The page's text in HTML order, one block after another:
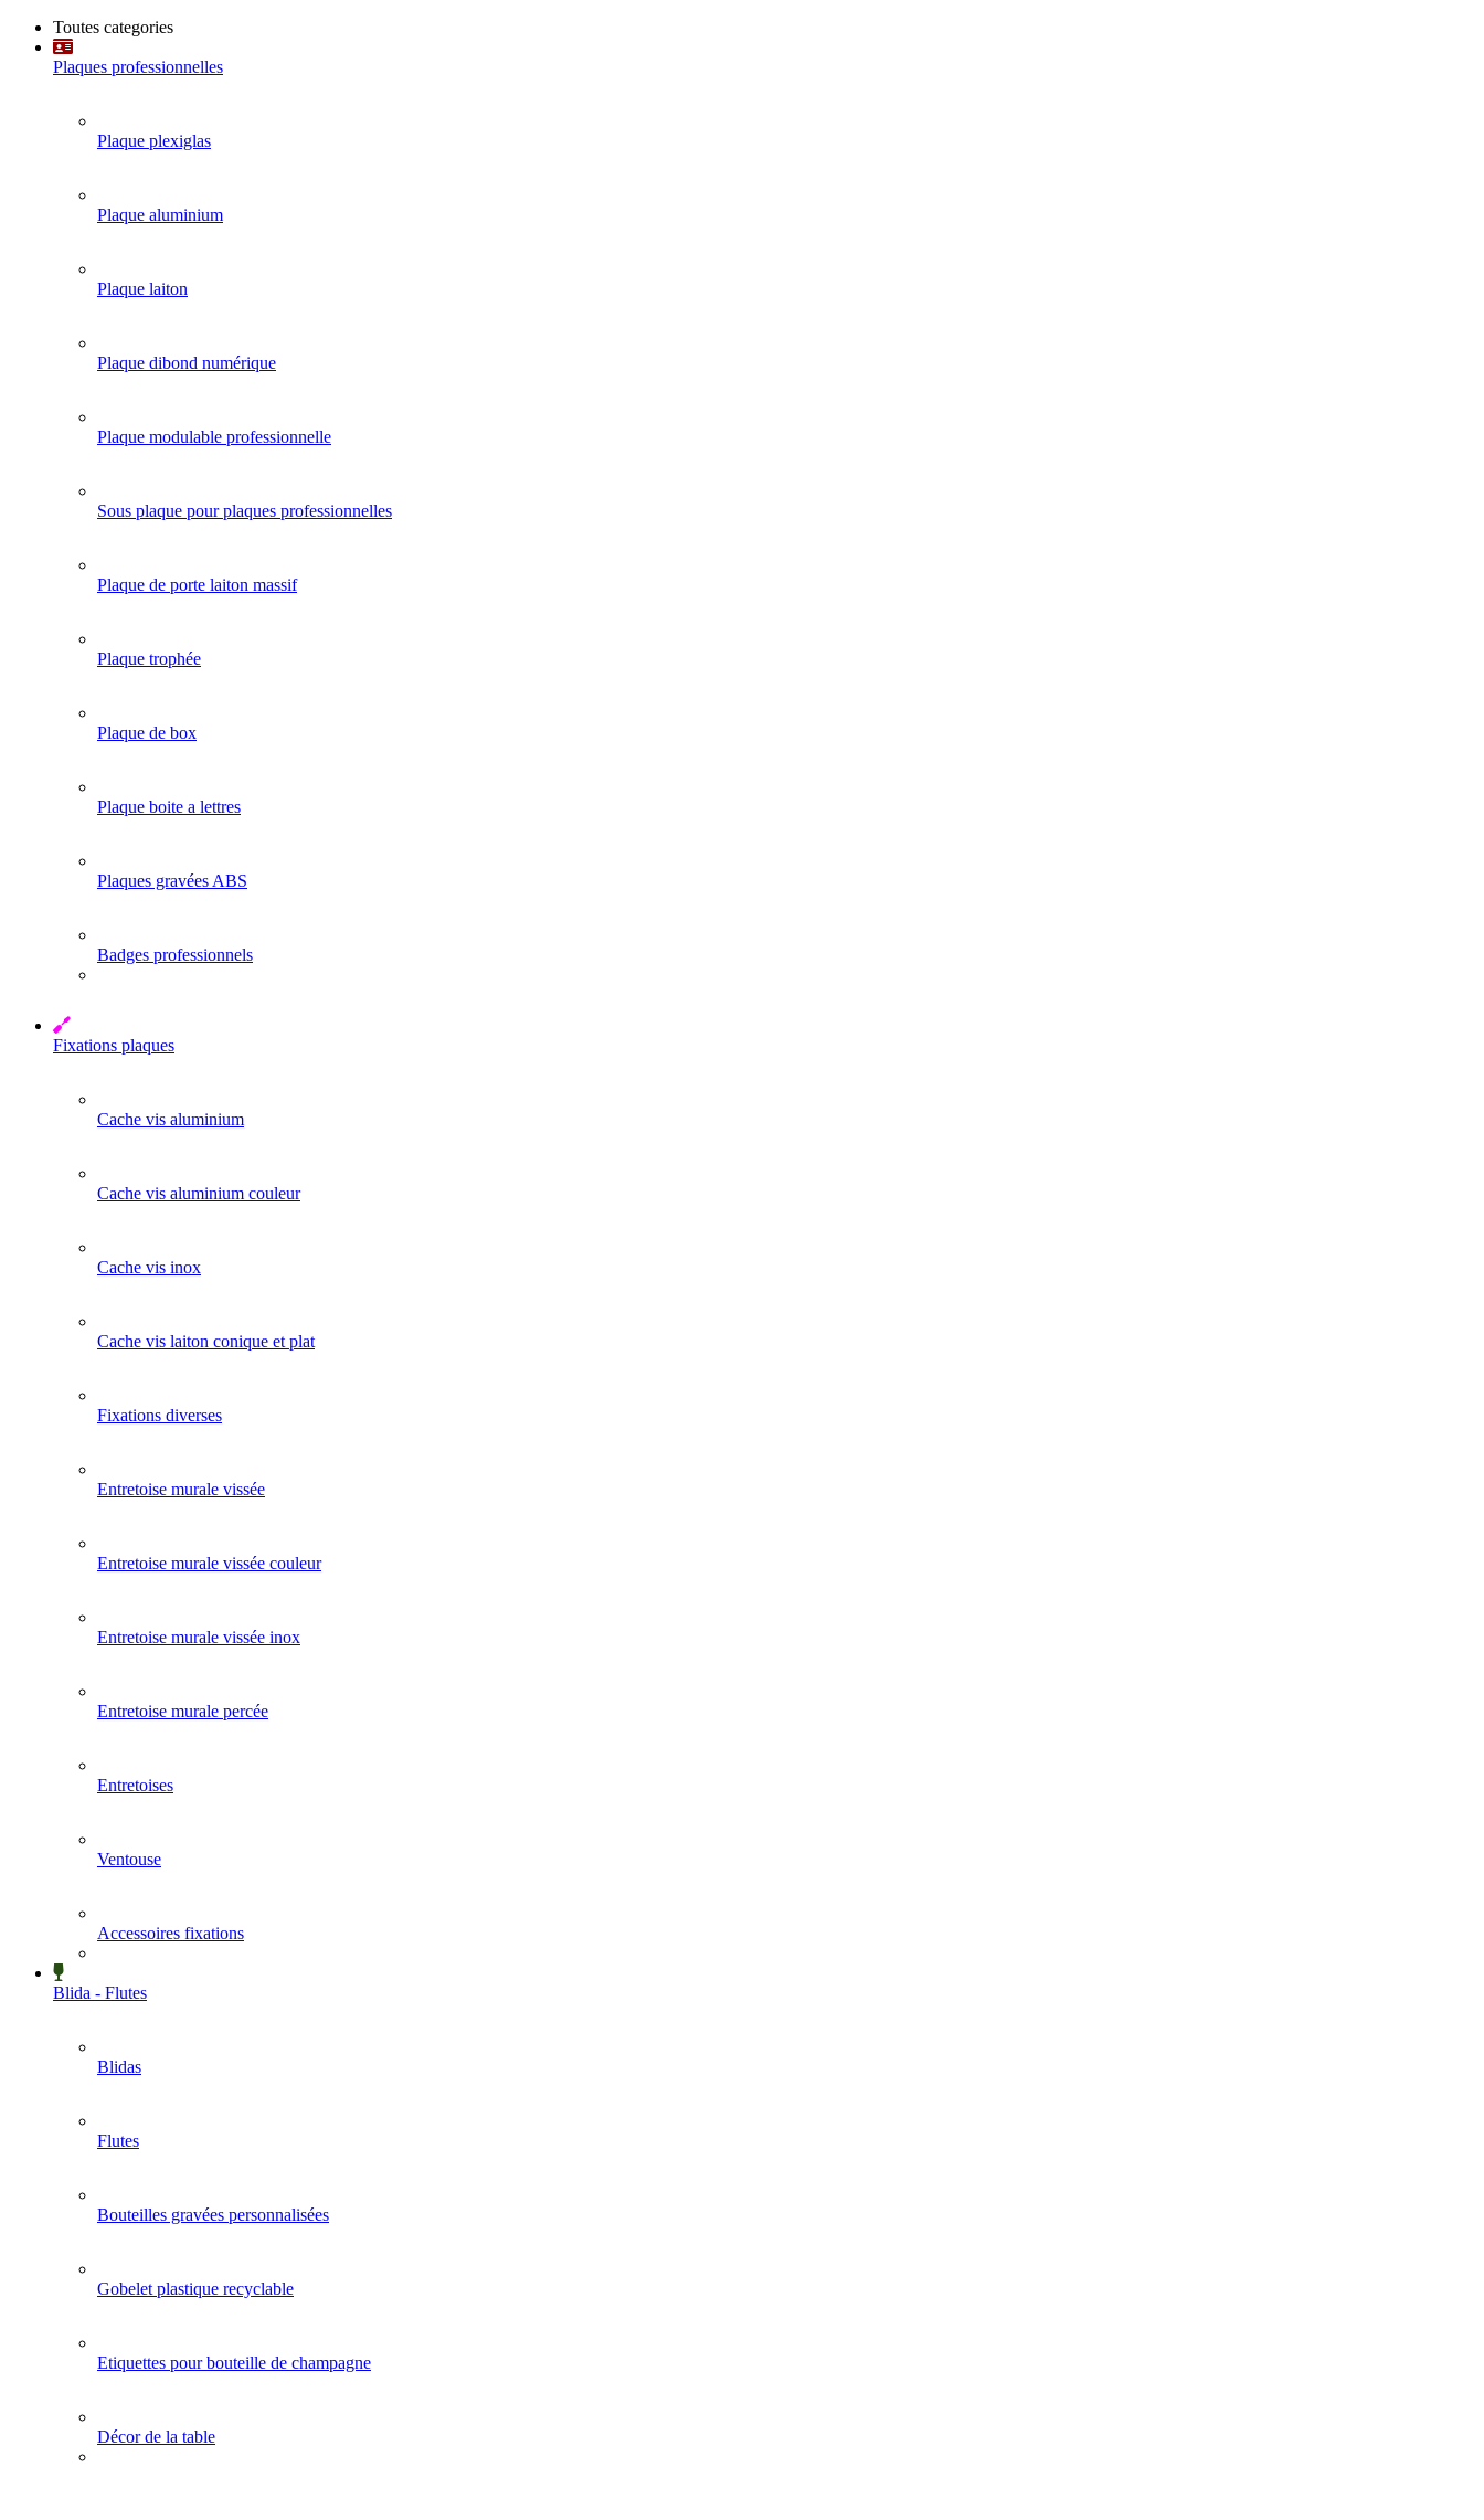
Toutes categories
Plaques professionnelles
Plaque plexiglas
Plaque aluminium
Plaque laiton
Plaque dibond numérique
Plaque modulable professionnelle
Sous plaque pour plaques professionnelles
Plaque de porte laiton massif
Plaque trophée
Plaque de box
Plaque boite a lettres
Plaques gravées ABS
Badges professionnels
Fixations plaques
Cache vis aluminium
Cache vis aluminium couleur
Cache vis inox
Cache vis laiton conique et plat
Fixations diverses
Entretoise murale vissée
Entretoise murale vissée couleur
Entretoise murale vissée inox
Entretoise murale percée
Entretoises
Ventouse
Accessoires fixations
Blida - Flutes
Blidas
Flutes
Bouteilles gravées personnalisées
Gobelet plastique recyclable
Etiquettes pour bouteille de champagne
Décor de la table